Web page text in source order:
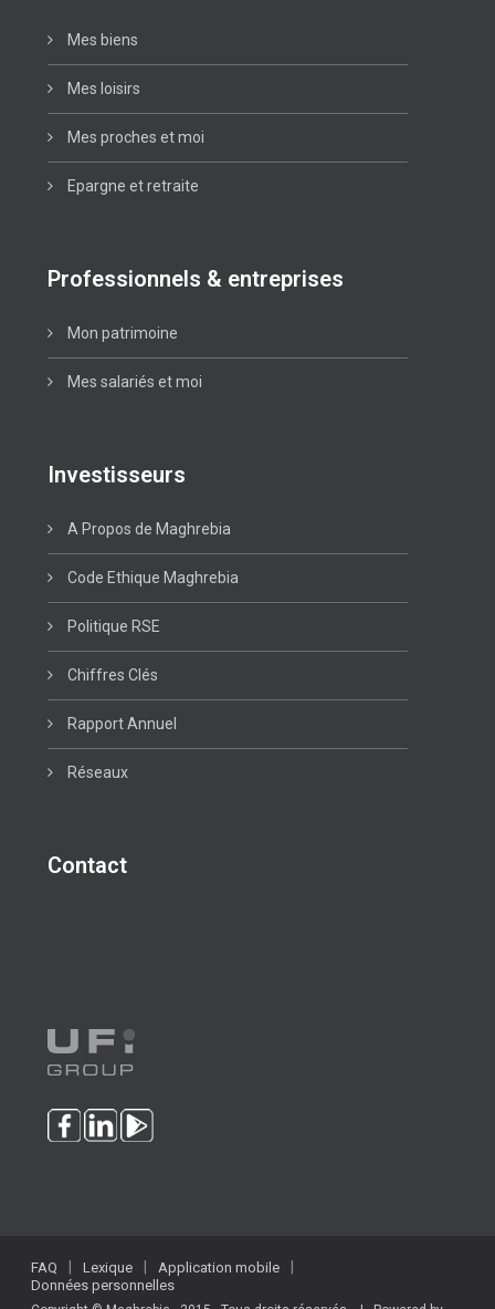
Mes biens
Mes loisirs
Mes proches et moi
Epargne et retraite
Professionnels & entreprises
Mon patrimoine
Mes salariés et moi
Investisseurs
A Propos de Maghrebia
Code Ethique Maghrebia
Politique RSE
Chiffres Clés
Rapport Annuel
Réseaux
Contact
FAQ Lexique
Application mobile
Données personnelles